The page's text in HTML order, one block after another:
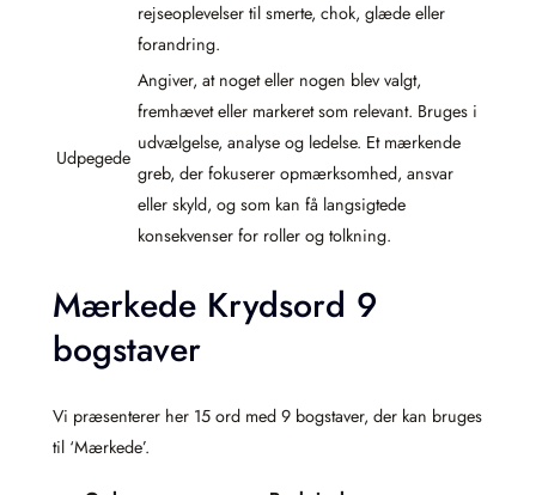
rejseoplevelser til smerte, chok, glæde eller
forandring.
Udpegede
Angiver, at noget eller nogen blev valgt,
fremhævet eller markeret som relevant. Bruges i
udvælgelse, analyse og ledelse. Et mærkende
greb, der fokuserer opmærksomhed, ansvar
eller skyld, og som kan få langsigtede
konsekvenser for roller og tolkning.
Mærkede Krydsord 9
bogstaver
Vi præsenterer her 15 ord med 9 bogstaver, der kan bruges
til ‘Mærkede’.